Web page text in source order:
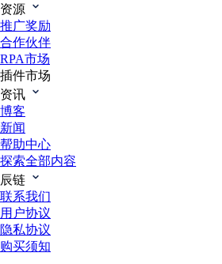
资源
推广奖励
合作伙伴
RPA市场
插件市场
资讯
博客
新闻
帮助中心
探索全部内容
辰链
联系我们
用户协议
隐私协议
购买须知